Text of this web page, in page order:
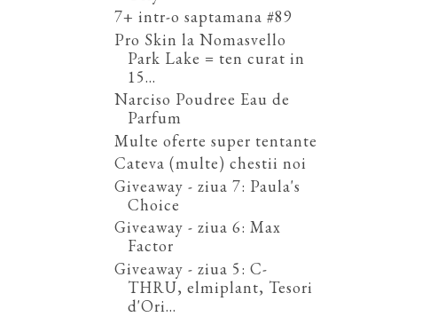
7+ intr-o saptamana #89
Pro Skin la Nomasvello
Park Lake = ten curat in
15...
Narciso Poudree Eau de
Parfum
Multe oferte super tentante
Cateva (multe) chestii noi
Giveaway - ziua 7: Paula's
Choice
Giveaway - ziua 6: Max
Factor
Giveaway - ziua 5: C-
THRU, elmiplant, Tesori
d'Ori...